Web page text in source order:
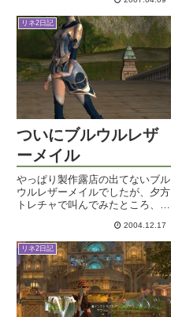
さなかったぞ。ヤレヤレ。リネで
は『帰っておいでよ！リネージュ
Ⅱキャンペーン』というのをやっ
ているようでして。帰ってお...
リネ2日記
ついにブルウルレザ
ーメイル
やっぱり製作露店の出てないブル
ウルレザーメイルでしたが、夕方
トレチャで叫んでみたところ、複
声がっっっっっ一番安かった方に
お願いして露店を開いてもらい、
材料をタウリン爺さんから引き出
して、ポチっとな・・・おおお
お...
2004.12.17
リネ2日記